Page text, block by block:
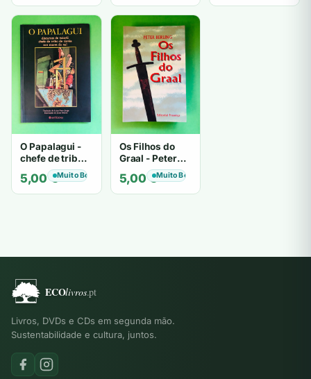
O Papalagui -
chefe de tribo
de tiavéa
5,00€Muito Bom
Os Filhos do
Graal - Peter
Berling
5,00€Muito Bom
Livros, DVDs e CDs em segunda mão.
Sustentabilidade e cultura, juntos.